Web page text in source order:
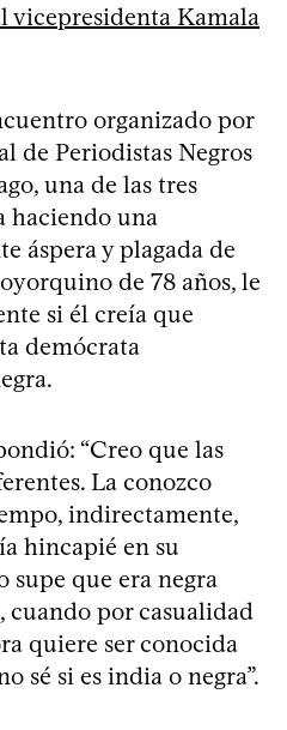
vicepresidenta Kamala
organizado por
de Periodistas Negros
una de las tres
haciendo una
áspera y plagada de
de 78 años, le
si él creía que
demócrata
“Creo que las
La conozco
indirectamente,
hincapié en su
supe que era negra
cuando por casualidad
quiere ser conocida
sé si es india o negra”.